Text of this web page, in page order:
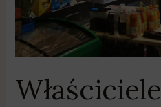
Właściciele
składek
ZUS